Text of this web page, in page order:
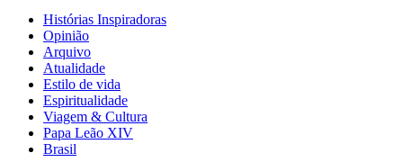
Histórias Inspiradoras
Opinião
Arquivo
Atualidade
Estilo de vida
Espiritualidade
Viagem & Cultura
Papa Leão XIV
Brasil